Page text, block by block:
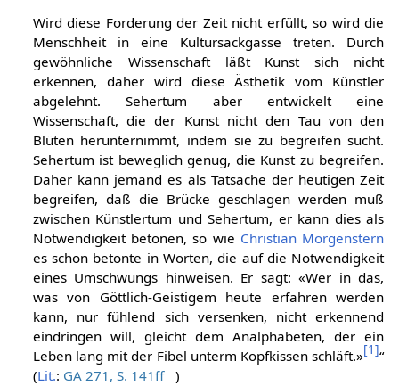
Wird diese Forderung der Zeit nicht erfüllt, so wird die
Menschheit in eine Kultursackgasse treten. Durch
gewöhnliche Wissenschaft läßt Kunst sich nicht
erkennen, daher wird diese Ästhetik vom Künstler
abgelehnt. Sehertum aber entwickelt eine
Wissenschaft, die der Kunst nicht den Tau von den
Blüten herunternimmt, indem sie zu begreifen sucht.
Sehertum ist beweglich genug, die Kunst zu begreifen.
Daher kann jemand es als Tatsache der heutigen Zeit
begreifen, daß die Brücke geschlagen werden muß
zwischen Künstlertum und Sehertum, er kann dies als
Notwendigkeit betonen, so wie Christian Morgenstern
es schon betonte in Worten, die auf die Notwendigkeit
eines Umschwungs hinweisen. Er sagt: «Wer in das,
was von Göttlich-Geistigem heute erfahren werden
kann, nur fühlend sich versenken, nicht erkennend
eindringen will, gleicht dem Analphabeten, der ein
Leben lang mit der Fibel unterm Kopfkissen schläft.»[1]“
(Lit.: GA 271, S. 141ff )